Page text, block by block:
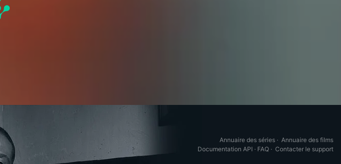
Annuaire des séries · Annuaire des films
Documentation API · FAQ · Contacter le support